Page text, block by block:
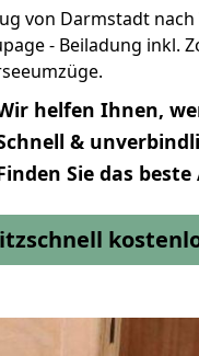
von Darmstadt
- Beiladung inkl.
helfen Ihnen,
&
Sie das